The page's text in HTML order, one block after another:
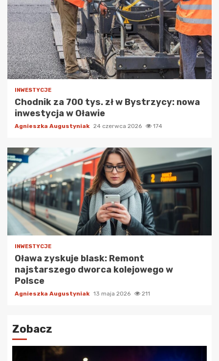
INWESTYCJE
Chodnik za 700 tys. zł w Bystrzycy: nowa
inwestycja w Oławie
Agnieszka Augustyniak 24 czerwca 2026 174
INWESTYCJE
Oława zyskuje blask: Remont
najstarszego dworca kolejowego w
Polsce
Agnieszka Augustyniak 13 maja 2026 211
Zobacz